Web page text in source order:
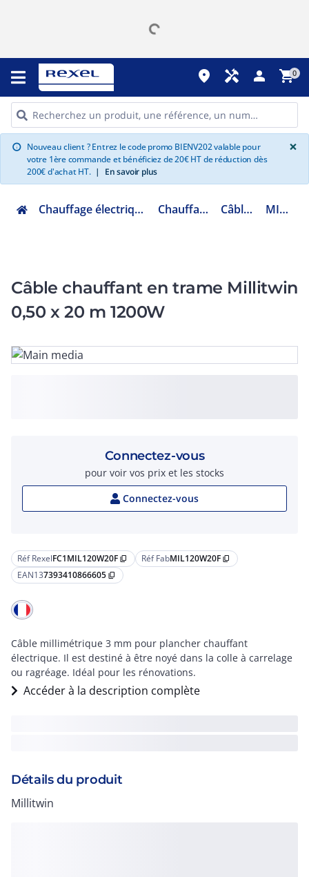
place handyman person shopping_cart0
info Nouveau client ? Entrez le code promo BIENV202 valable pour
votre 1ère commande et bénéficiez de 20€ HT de réduction dès
200€ d'achat HT. | En savoir plus
×
Chauffage électrique climatisation ventilation Chauffage domestique Câble chauffant MIL120W20F
Câble chauffant en trame Millitwin
0,50 x 20 m 1200W
Réf RexelFC1MIL120W20F content_copy Réf FabMIL120W20F content_copy
EAN137393410866605 content_copy
Câble millimétrique 3 mm pour plancher chauffant
électrique. Il est destiné à être noyé dans la colle à carrelage
ou ragréage. Idéal pour les rénovations.
Accéder à la description complète
Détails du produit
Millitwin
Connectez-vous
pour voir vos prix et les stocks
Connectez-vous